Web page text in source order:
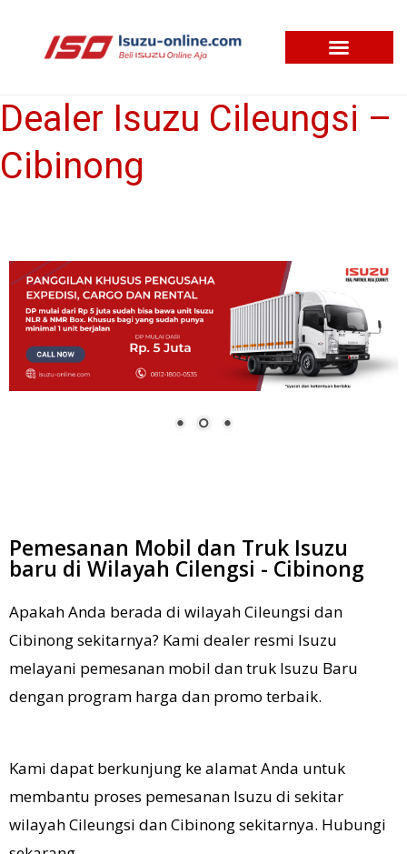
Dealer Isuzu Cileungsi –
Cibinong
Pemesanan Mobil dan Truk Isuzu
baru di Wilayah Cilengsi - Cibinong
Apakah Anda berada di wilayah Cileungsi dan
Cibinong sekitarnya? Kami dealer resmi Isuzu
melayani pemesanan mobil dan truk Isuzu Baru
dengan program harga dan promo terbaik.
Kami dapat berkunjung ke alamat Anda untuk
membantu proses pemesanan Isuzu di sekitar
wilayah Cileungsi dan Cibinong sekitarnya. Hubungi
Dealer
Isuzu
Cileungsi